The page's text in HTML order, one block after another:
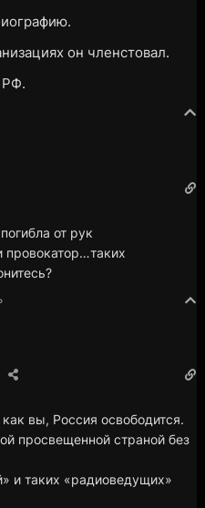
он членстовал.
РФ.
от рук
вы, Россия освободится.
просвещенной страной без
и таких «радиоведущих»